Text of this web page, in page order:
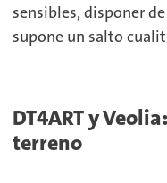
sensibles, disponer
supone un salto
DT4ART y
terreno